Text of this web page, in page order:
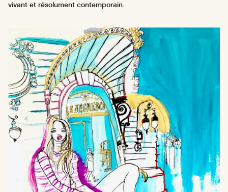
vivant et résolument contemporain.